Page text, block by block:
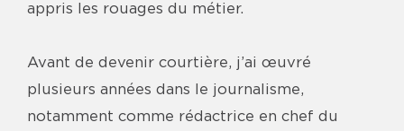
appris les rouages du métier.
Avant de devenir courtière, j’ai œuvré
plusieurs années dans le journalisme,
notamment comme rédactrice en chef du